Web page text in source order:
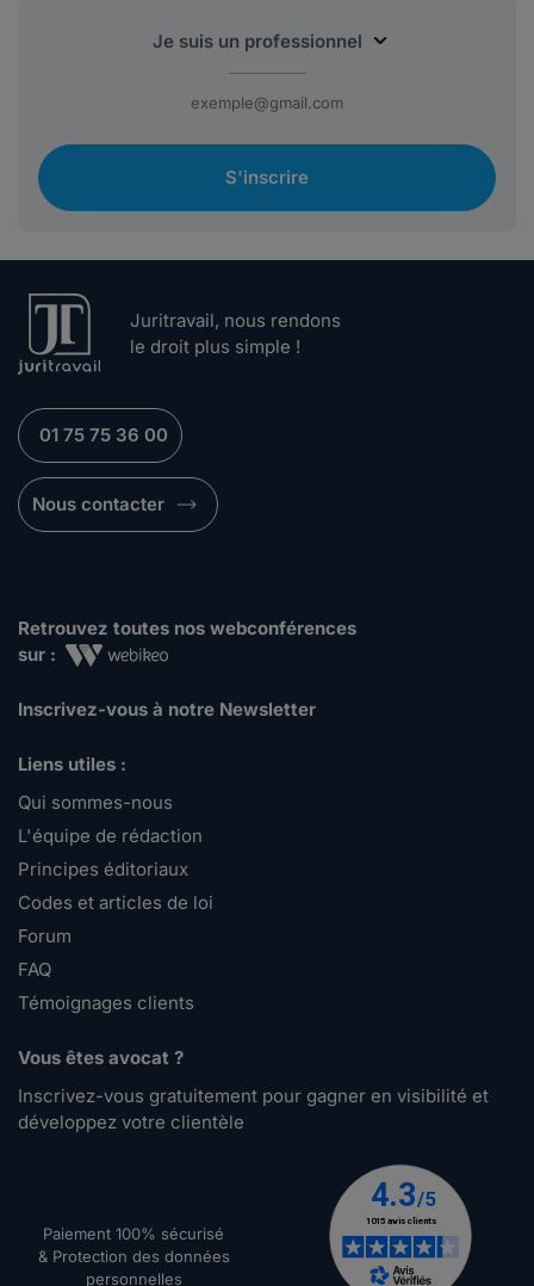
S'inscrire
Juritravail, nous rendons
le droit plus simple !
01 75 75 36 00
Nous contacter
Retrouvez toutes nos webconférences
sur :
Inscrivez-vous à notre Newsletter
Liens utiles :
Qui sommes-nous
L'équipe de rédaction
Principes éditoriaux
Codes et articles de loi
Forum
FAQ
Témoignages clients
Vous êtes avocat ?
Inscrivez-vous gratuitement pour gagner en visibilité et
développez votre clientèle
Paiement 100% sécurisé
& Protection des données
personnelles